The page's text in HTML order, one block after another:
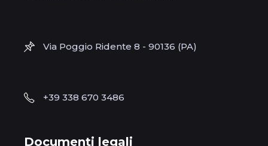
Via Poggio Ridente 8 - 90136 (PA)
+39 338 670 3486
Documenti legali